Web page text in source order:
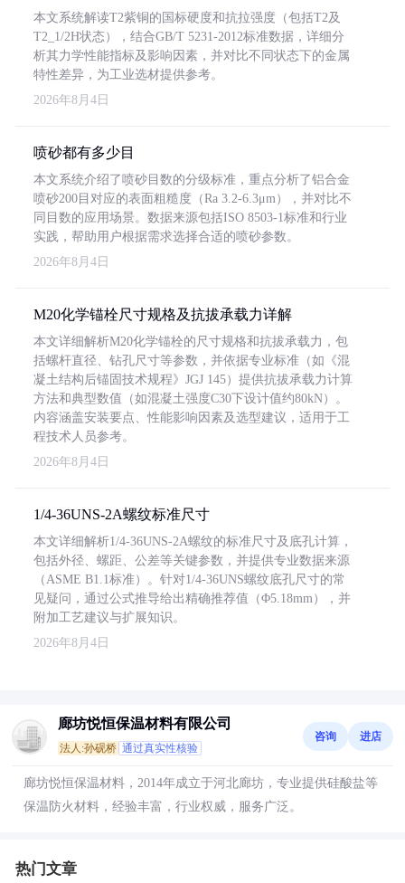
本文系统解读T2紫铜的国标硬度和抗拉强度（包括T2及
T2_1/2H状态），结合GB/T 5231-2012标准数据，详细分
析其力学性能指标及影响因素，并对比不同状态下的金属
特性差异，为工业选材提供参考。
2026年8月4日
喷砂都有多少目
本文系统介绍了喷砂目数的分级标准，重点分析了铝合金
喷砂200目对应的表面粗糙度（Ra 3.2-6.3μm），并对比不
同目数的应用场景。数据来源包括ISO 8503-1标准和行业
实践，帮助用户根据需求选择合适的喷砂参数。
2026年8月4日
M20化学锚栓尺寸规格及抗拔承载力详解
本文详细解析M20化学锚栓的尺寸规格和抗拔承载力，包
括螺杆直径、钻孔尺寸等参数，并依据专业标准（如《混
凝土结构后锚固技术规程》JGJ 145）提供抗拔承载力计算
方法和典型数值（如混凝土强度C30下设计值约80kN）。
内容涵盖安装要点、性能影响因素及选型建议，适用于工
程技术人员参考。
2026年8月4日
1/4-36UNS-2A螺纹标准尺寸
本文详细解析1/4-36UNS-2A螺纹的标准尺寸及底孔计算，
包括外径、螺距、公差等关键参数，并提供专业数据来源
（ASME B1.1标准）。针对1/4-36UNS螺纹底孔尺寸的常
见疑问，通过公式推导给出精确推荐值（Φ5.18mm），并
附加工艺建议与扩展知识。
2026年8月4日
廊坊悦恒保温材料有限公司
法人:孙砚桥 通过真实性核验
咨询 进店
廊坊悦恒保温材料，2014年成立于河北廊坊，专业提供硅酸盐等
保温防火材料，经验丰富，行业权威，服务广泛。
热门文章